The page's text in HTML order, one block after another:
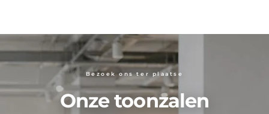
Bezoek ons ​​ter plaatse
Onze toonzalen